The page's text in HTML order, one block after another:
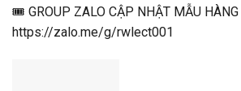
🎟 GROUP ZALO CẬP NHẬT MẪU HÀNG
https://zalo.me/g/rwlect001